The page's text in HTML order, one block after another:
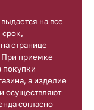
на все
срок,
странице
При приемке
покупки
а изделие
осуществляют
согласно